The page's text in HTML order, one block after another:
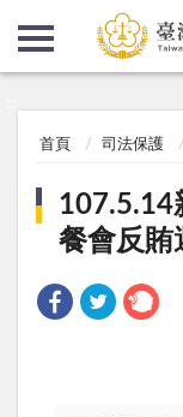
首頁 司法保護
107.5.14
餐會反賄